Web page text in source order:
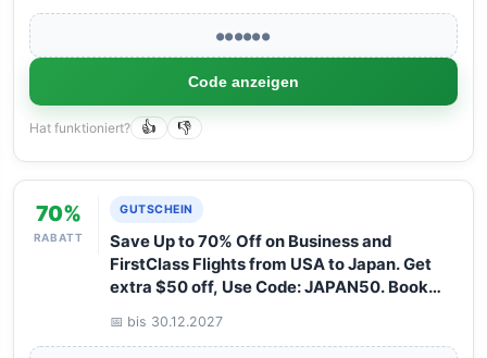
●●●●●●
Code anzeigen
Hat funktioniert? 👍 👎
70%
RABATT
GUTSCHEIN
Save Up to 70% Off on Business and
FirstClass Flights from USA to Japan. Get
extra $50 off, Use Code: JAPAN50. Book
📅 bis 30.12.2027